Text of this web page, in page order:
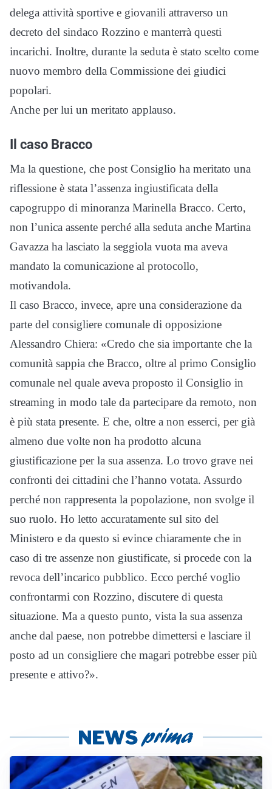
delega attività sportive e giovanili attraverso un
decreto del sindaco Rozzino e manterrà questi
incarichi. Inoltre, durante la seduta è stato scelto come
nuovo membro della Commissione dei giudici
popolari.
Anche per lui un meritato applauso.
Il caso Bracco
Ma la questione, che post Consiglio ha meritato una
riflessione è stata l’assenza ingiustificata della
capogruppo di minoranza Marinella Bracco. Certo,
non l’unica assente perché alla seduta anche Martina
Gavazza ha lasciato la seggiola vuota ma aveva
mandato la comunicazione al protocollo,
motivandola.
Il caso Bracco, invece, apre una considerazione da
parte del consigliere comunale di opposizione
Alessandro Chiera: «Credo che sia importante che la
comunità sappia che Bracco, oltre al primo Consiglio
comunale nel quale aveva proposto il Consiglio in
streaming in modo tale da partecipare da remoto, non
è più stata presente. E che, oltre a non esserci, per già
almeno due volte non ha prodotto alcuna
giustificazione per la sua assenza. Lo trovo grave nei
confronti dei cittadini che l’hanno votata. Assurdo
perché non rappresenta la popolazione, non svolge il
suo ruolo. Ho letto accuratamente sul sito del
Ministero e da questo si evince chiaramente che in
caso di tre assenze non giustificate, si procede con la
revoca dell’incarico pubblico. Ecco perché voglio
confrontarmi con Rozzino, discutere di questa
situazione. Ma a questo punto, vista la sua assenza
anche dal paese, non potrebbe dimettersi e lasciare il
posto ad un consigliere che magari potrebbe esser più
presente e attivo?».